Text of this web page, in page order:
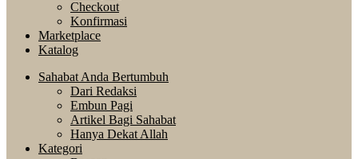
Checkout
Konfirmasi
Marketplace
Katalog
Sahabat Anda Bertumbuh
Dari Redaksi
Embun Pagi
Artikel Bagi Sahabat
Hanya Dekat Allah
Kategori